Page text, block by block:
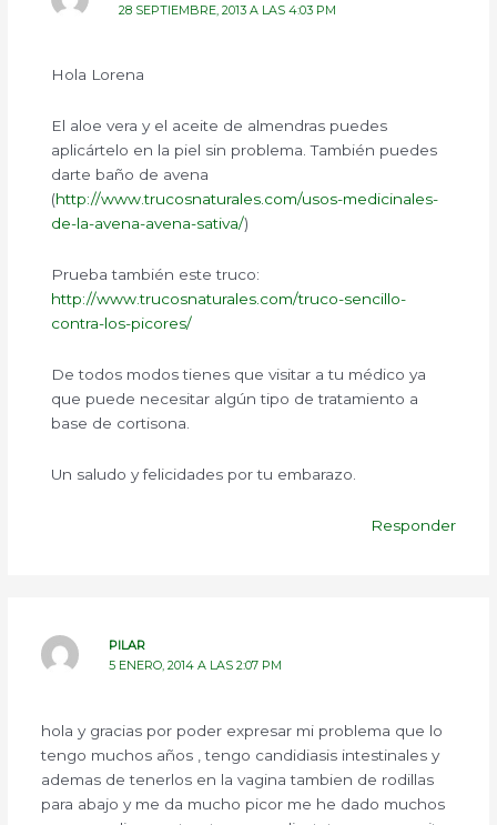
28 SEPTIEMBRE, 2013 A LAS 4:03 PM
Hola Lorena
El aloe vera y el aceite de almendras puedes
aplicártelo en la piel sin problema. También puedes
darte baño de avena
(http://www.trucosnaturales.com/usos-medicinales-
de-la-avena-avena-sativa/)
Prueba también este truco:
http://www.trucosnaturales.com/truco-sencillo-
contra-los-picores/
De todos modos tienes que visitar a tu médico ya
que puede necesitar algún tipo de tratamiento a
base de cortisona.
Un saludo y felicidades por tu embarazo.
Responder
PILAR
5 ENERO, 2014 A LAS 2:07 PM
hola y gracias por poder expresar mi problema que lo
tengo muchos años , tengo candidiasis intestinales y
ademas de tenerlos en la vagina tambien de rodillas
para abajo y me da mucho picor me he dado muchos